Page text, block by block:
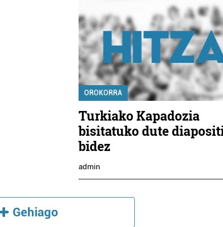
OROKORRA
Turkiako Kapadozia
bisitatuko dute
bidez
admin
Gehiago